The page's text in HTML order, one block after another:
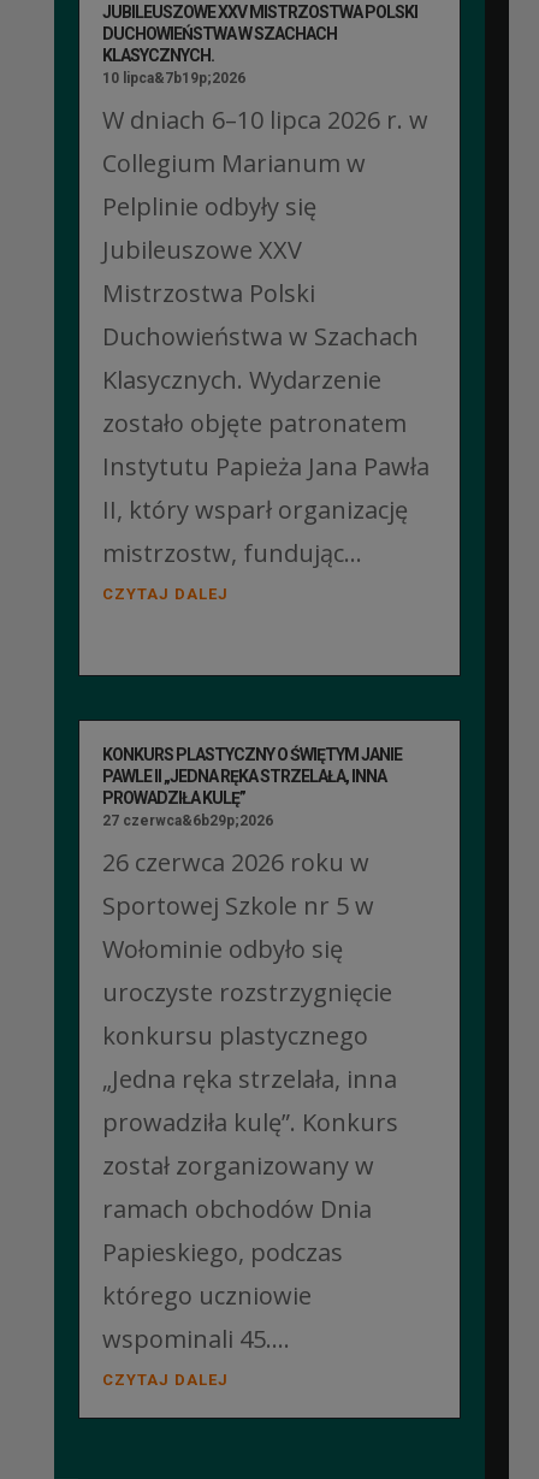
JUBILEUSZOWE XXV MISTRZOSTWA POLSKI
DUCHOWIEŃSTWA W SZACHACH
KLASYCZNYCH.
10 lipca&7b19p;2026
W dniach 6–10 lipca 2026 r. w
Collegium Marianum w
Pelplinie odbyły się
Jubileuszowe XXV
Mistrzostwa Polski
Duchowieństwa w Szachach
Klasycznych. Wydarzenie
zostało objęte patronatem
Instytutu Papieża Jana Pawła
II, który wsparł organizację
mistrzostw, fundując...
CZYTAJ DALEJ
KONKURS PLASTYCZNY O ŚWIĘTYM JANIE
PAWLE II „JEDNA RĘKA STRZELAŁA, INNA
PROWADZIŁA KULĘ”
27 czerwca&6b29p;2026
26 czerwca 2026 roku w
Sportowej Szkole nr 5 w
Wołominie odbyło się
uroczyste rozstrzygnięcie
konkursu plastycznego
„Jedna ręka strzelała, inna
prowadziła kulę”. Konkurs
został zorganizowany w
ramach obchodów Dnia
Papieskiego, podczas
którego uczniowie
wspominali 45....
CZYTAJ DALEJ